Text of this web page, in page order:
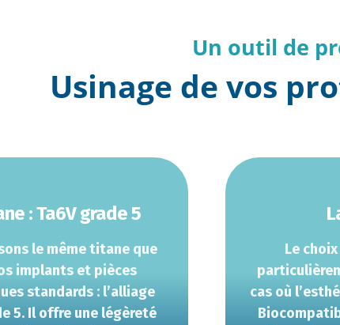
Un outil de
Usinage de vos
: Ta6V grade 5
le même titane que
implants et pièces
standards : l’alliage
5. Il offre une légèreté
Le
cas où